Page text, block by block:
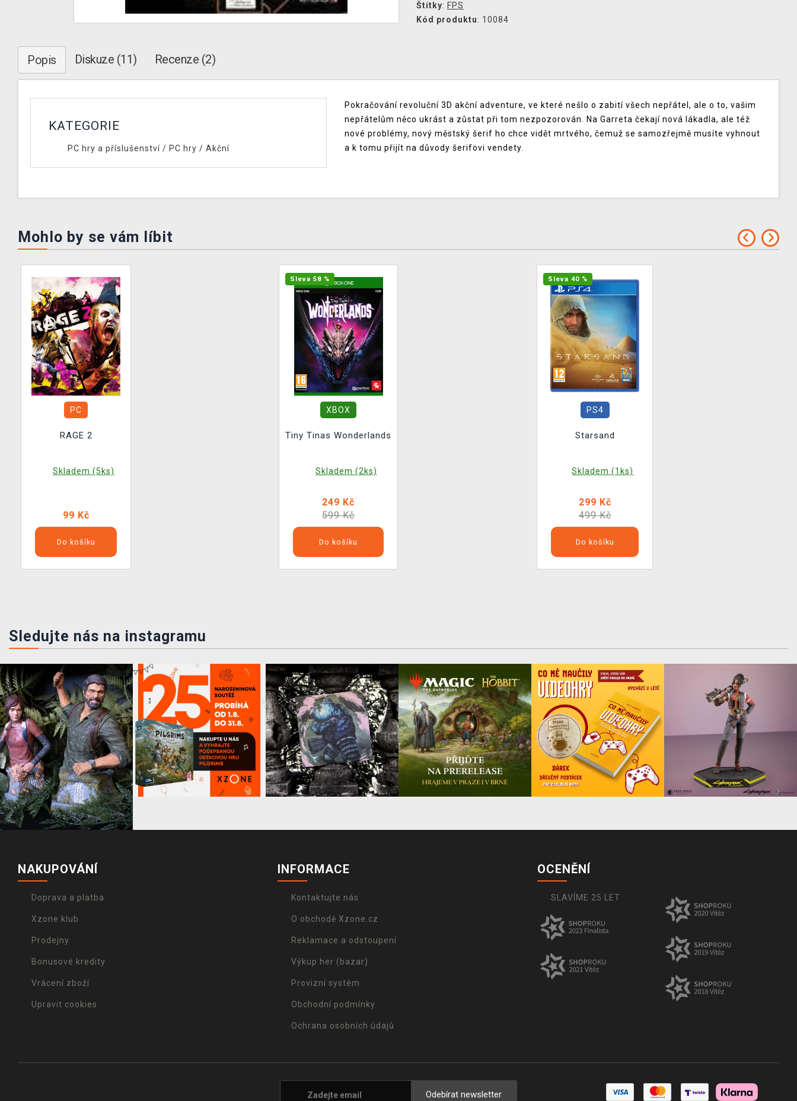
Štítky: FPS
Kód produktu: 10084
Popis Diskuze (11) Recenze (2)
KATEGORIE
PC hry a příslušenství/ PC hry / Akční
Pokračování revoluční 3D akční adventure, ve které nešlo o zabití všech nepřátel, ale o to, vašim
nepřátelům něco ukrást a zůstat při tom nezpozorován. Na Garreta čekají nová lákadla, ale též
nové problémy, nový městský šerif ho chce vidět mrtvého, čemuž se samozřejmě musíte vyhnout
a k tomu přijít na důvody šerifovi vendety.
Mohlo by se vám líbit
PC
RAGE 2
Skladem (5ks)
99 Kč
Do košíku
Sleva 58 %
XBOX
Tiny Tinas Wonderlands
Skladem (2ks)
249 Kč
599 Kč
Do košíku
Sleva 40 %
PS4
Starsand
Skladem (1ks)
299 Kč
499 Kč
Do košíku
Sledujte nás na instagramu
NAKUPOVÁNÍ
Doprava a platba
Xzone klub
Prodejny
Bonusové kredity
Vrácení zboží
Upravit cookies
INFORMACE
Kontaktujte nás
O obchodě Xzone.cz
Reklamace a odstoupení
Výkup her (bazar)
Provizní systém
Obchodní podmínky
Ochrana osobních údajů
OCENĚNÍ
SLAVÍME 25 LET
Odebírat newsletter